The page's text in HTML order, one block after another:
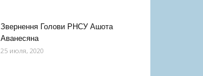
Звернення Голови РНСУ Ашота
Аванесяна
25 июля, 2020